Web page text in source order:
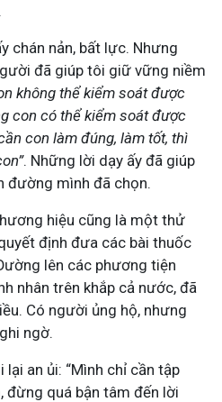
chán nản, bất lực. Nhưng
đã giúp tôi giữ vững niềm
không thể kiểm soát được
con có thể kiểm soát được
con làm đúng, làm tốt, thì
. Những lời dạy ấy đã giúp
đường mình đã chọn.
hiệu cũng là một thử
định đưa các bài thuốc
lên các phương tiện
nhân trên khắp cả nước, đã
Có người ủng hộ, nhưng
ngờ.
an ủi: “Mình chỉ cần tập
đừng quá bận tâm đến lời